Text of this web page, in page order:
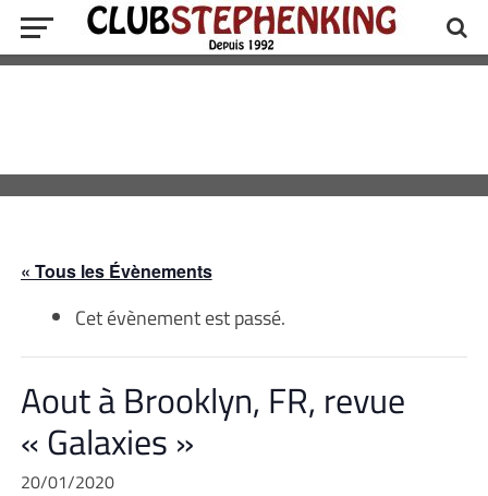
« Tous les Évènements
Cet évènement est passé.
Aout à Brooklyn, FR, revue
« Galaxies »
20/01/2020